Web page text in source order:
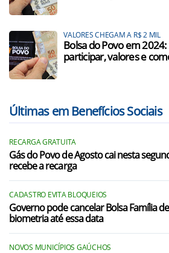
VALORES CHEGAM A R$ 2 MIL
Bolsa do Povo em
participar, valores e
Últimas em Benefícios Sociais
RECARGA GRATUITA
Gás do Povo de Agosto cai nesta
recebe a recarga
CADASTRO EVITA BLOQUEIOS
Governo pode cancelar Bolsa Família
biometria até essa data
NOVOS MUNICÍPIOS GAÚCHOS